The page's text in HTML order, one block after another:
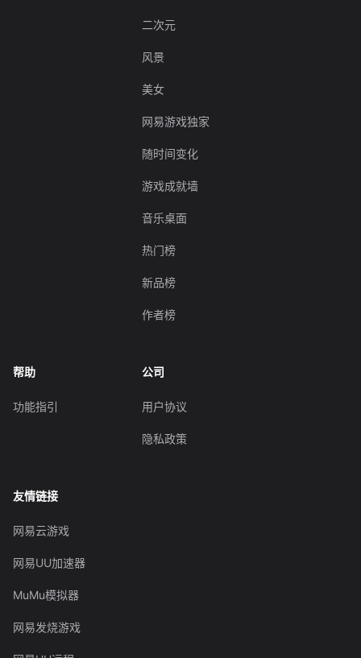
二次元
风景
美女
网易游戏独家
随时间变化
游戏成就墙
音乐桌面
热门榜
新品榜
作者榜
帮助
功能指引
公司
用户协议
隐私政策
友情链接
网易云游戏
网易UU加速器
MuMu模拟器
网易发烧游戏